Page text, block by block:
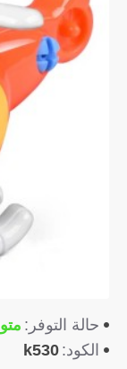
حالة التوفر:
الكود: k530